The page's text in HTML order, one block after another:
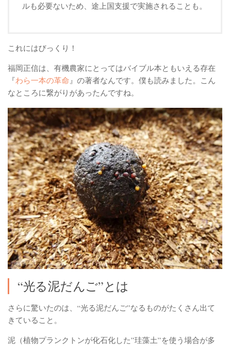
ルも必要ないため、途上国支援で実施されることも。
これにはびっくり！
福岡正信は、有機農家にとってはバイブル本ともいえる存在
『わら一本の革命』の著者なんです。僕も読みました。こん
なところに繋がりがあったんですね。
“光る泥だんご”とは
さらに驚いたのは、 “光る泥だんご”なるものがたくさん出て
きていること。
泥（植物プランクトンが化石化した”珪藻土”を使う場合が多